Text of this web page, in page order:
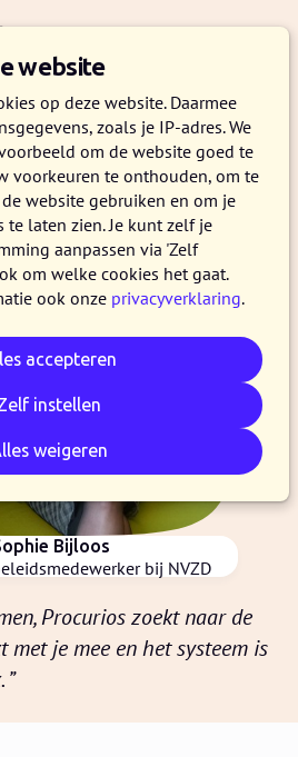
website
op deze website. Daarmee
zoals je IP-adres. We
om de website goed te
voorkeuren te onthouden, om te
website gebruiken en om je
te laten zien. Je kunt zelf je
aanpassen via 'Zelf
om welke cookies het gaat.
ook onze privacyverklaring.
accepteren
instellen
weigeren
Procurios zoekt naar de
met je mee en het systeem is
Bijloos
bij NVZD